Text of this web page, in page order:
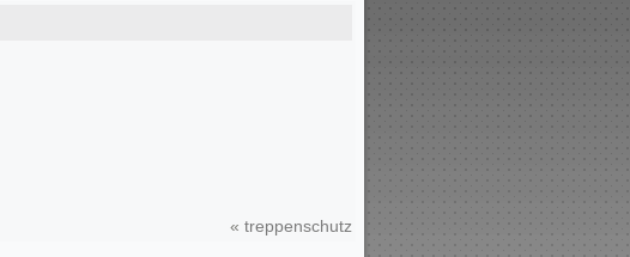
« treppenschutz